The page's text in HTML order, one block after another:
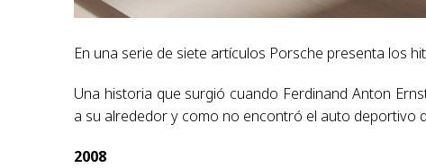
En una serie de siete artículos Porsche presenta los
Una historia que surgió cuando Ferdinand Anton
a su alrededor y como no encontró el auto deportivo
2008